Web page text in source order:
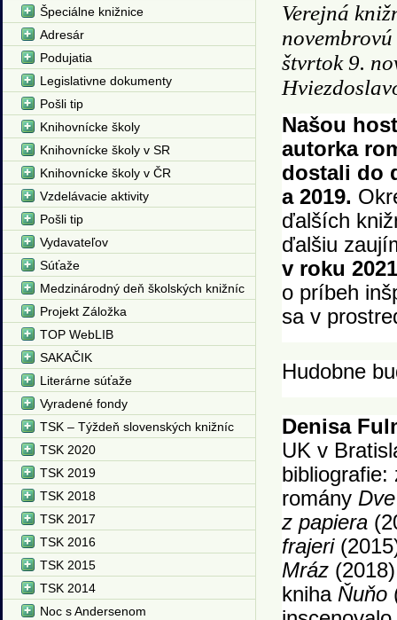
Verejná
štvrtok 9.
Našou
autorka
dostali do
a 2019.
ďalších
ďalšiu
v roku
o príbeh
sa v
Hudobne
Denisa
UK v
romány
z papiera
frajeri
Mráz
kniha Ňuňo
Špeciálne knižnice
Adresár
Podujatia
Legislativne dokumenty
Pošli tip
Knihovnícke školy
Knihovnícke školy v SR
Knihovnícke školy v ČR
Vzdelávacie aktivity
Pošli tip
Vydavateľov
Súťaže
Medzinárodný deň školských knižníc
Projekt Záložka
TOP WebLIB
SAKAČIK
Literárne súťaže
Vyradené fondy
TSK – Týždeň slovenských knižníc
TSK 2020
TSK 2019
TSK 2018
TSK 2017
TSK 2016
TSK 2015
TSK 2014
Noc s Andersenom